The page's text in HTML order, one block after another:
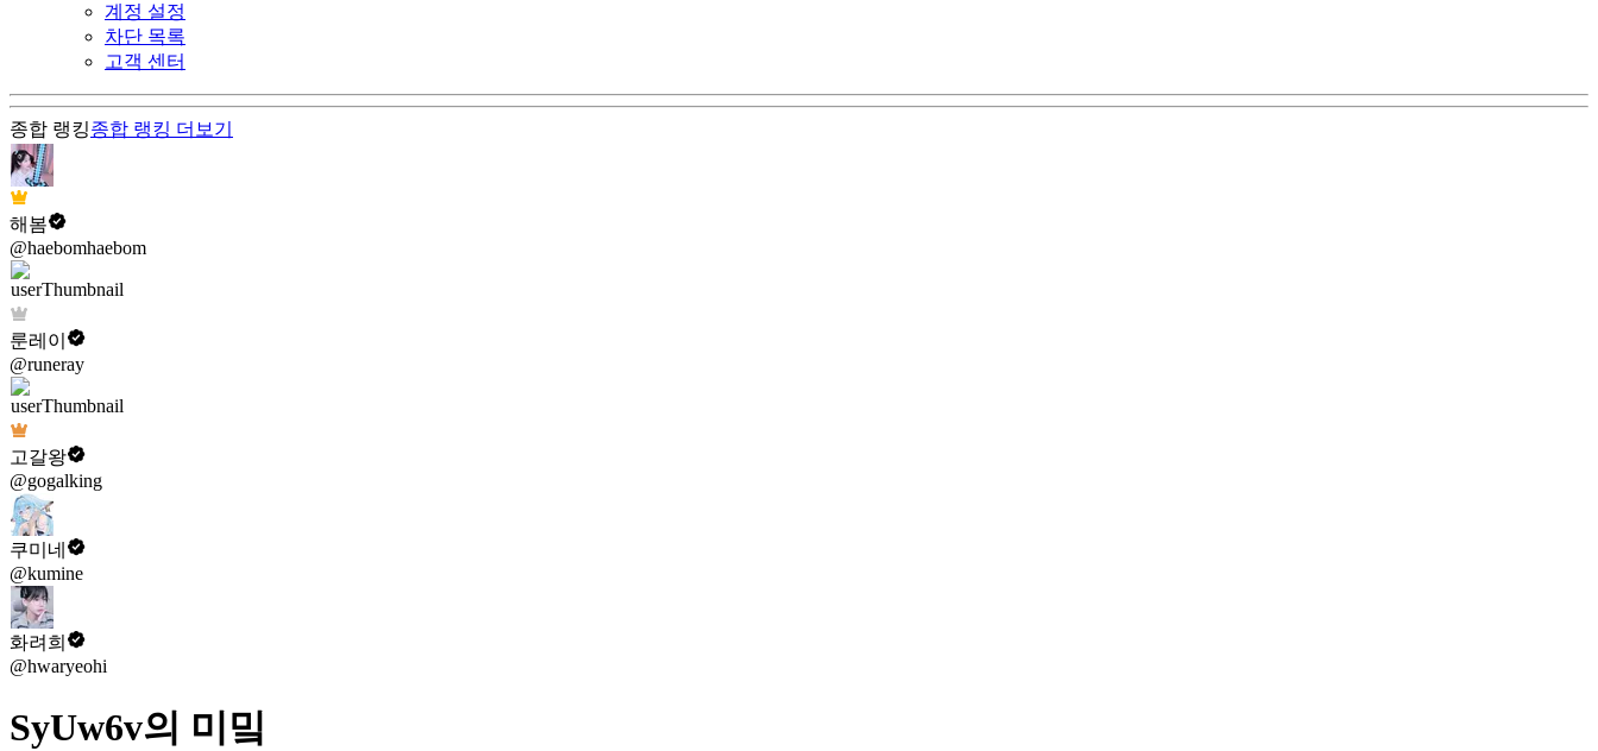
계정 설정
차단 목록
고객 센터
종합 랭킹종합 랭킹 더보기
해봄
@haebomhaebom
룬레이
@runeray
고갈왕
@gogalking
쿠미네
@kumine
화려희
@hwaryeohi
SyUw6v의 미밐